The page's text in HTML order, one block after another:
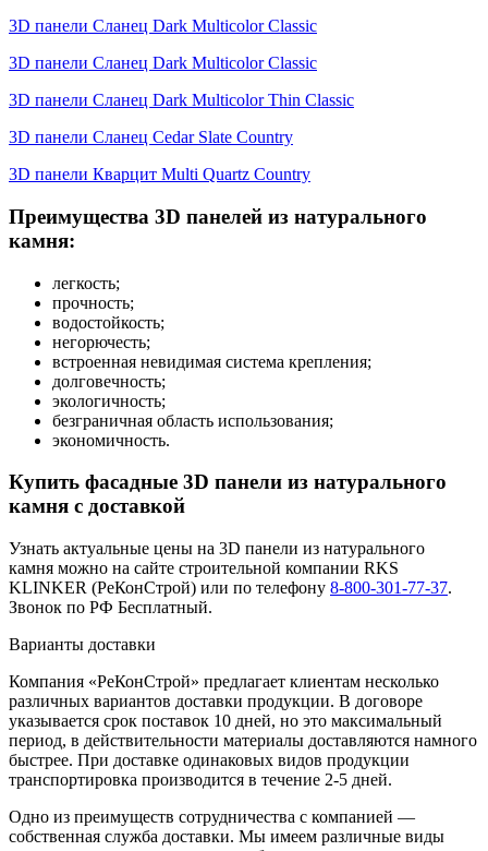
3D панели Сланец Dark Multicolor Classic
3D панели Сланец Dark Multicolor Classic
3D панели Сланец Dark Multicolor Thin Classic
3D панели Сланец Cedar Slate Country
3D панели Кварцит Multi Quartz Country
Преимущества 3D панелей из натурального
камня:
легкость;
прочность;
водостойкость;
негорючесть;
встроенная невидимая система крепления;
долговечность;
экологичность;
безграничная область использования;
экономичность.
Купить фасадные 3D панели из натурального
камня с доставкой
Узнать актуальные цены на 3D панели из натурального
камня можно на сайте строительной компании RKS
KLINKER (РеКонСтрой) или по телефону 8-800-301-77-37.
Звонок по РФ Бесплатный.
Варианты доставки
Компания «РеКонСтрой» предлагает клиентам несколько
различных вариантов доставки продукции. В договоре
указывается срок поставок 10 дней, но это максимальный
период, в действительности материалы доставляются намного
быстрее. При доставке одинаковых видов продукции
транспортировка производится в течение 2-5 дней.
Одно из преимуществ сотрудничества с компанией —
собственная служба доставки. Мы имеем различные виды